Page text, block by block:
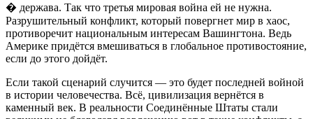
� держава. Так что третья мировая война ей не нужна.
Разрушительный конфликт, который повергнет мир в хаос,
противоречит национальным интересам Вашингтона. Ведь
Америке придётся вмешиваться в глобальное противостояние,
если до этого дойдёт.
Если такой сценарий случится — это будет последней войной
в истории человечества. Всё, цивилизация вернётся в
каменный век. В реальности Соединённые Штаты стали